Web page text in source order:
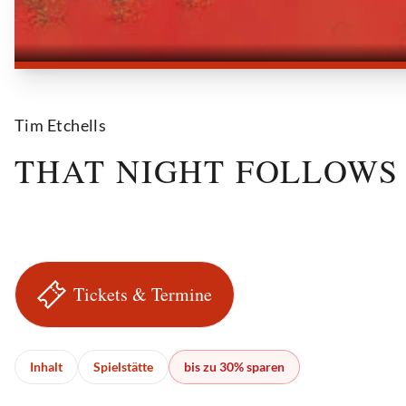
Tim Etchells
THAT NIGHT
Tickets & Termine
Inhalt Spielstätte bis zu 30% sparen